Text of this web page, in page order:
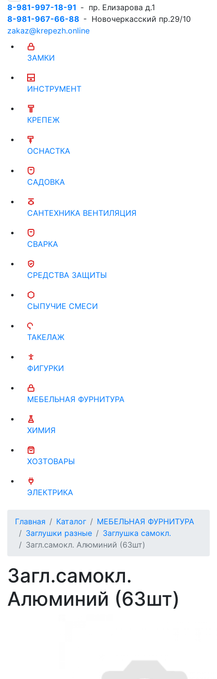
8-981-997-18-91 - пр. Елизарова д.1
8-981-967-66-88 - Новочеркасский пр.29/10
zakaz@krepezh.online
ЗАМКИ
ИНСТРУМЕНТ
КРЕПЕЖ
ОСНАСТКА
САДОВКА
САНТЕХНИКА ВЕНТИЛЯЦИЯ
СВАРКА
СРЕДСТВА ЗАЩИТЫ
СЫПУЧИЕ СМЕСИ
ТАКЕЛАЖ
ФИГУРКИ
МЕБЕЛЬНАЯ ФУРНИТУРА
ХИМИЯ
ХОЗТОВАРЫ
ЭЛЕКТРИКА
Главная Каталог
МЕБЕЛЬНАЯ ФУРНИТУРА
Заглушки разные
Заглушка самокл.
Загл.самокл. Алюминий (63шт)
Загл.самокл.
Алюминий (63шт)